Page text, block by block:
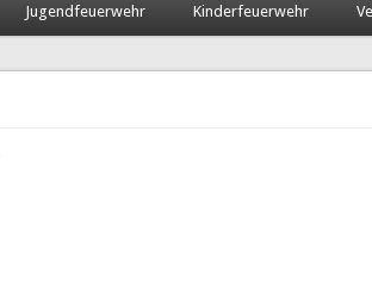
Jugendfeuerwehr Kinderfeuerwehr